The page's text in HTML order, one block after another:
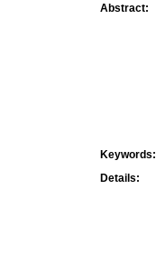
Abstract:
Keywords:
Details: